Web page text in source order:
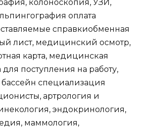
колоноскопия, УЗИ,
оплата
справкиобменная
лист, медицинский осмотр,
карта, медицинская
поступления на работу,
специализация
артрология и
эндокринология,
маммология,